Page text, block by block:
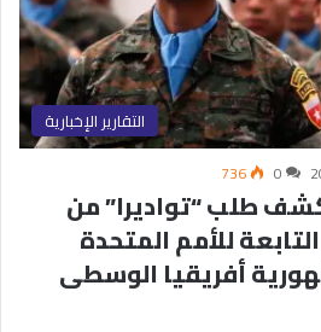
التقارير الإخبارية
0
736
طلب “تواديرا” من
للأمم المتحدة
أفريقيا الوسطى